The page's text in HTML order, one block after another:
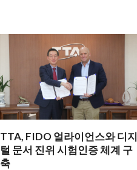
TTA, FIDO 얼라이언스와 디지
털 문서 진위 시험인증 체계 구
축